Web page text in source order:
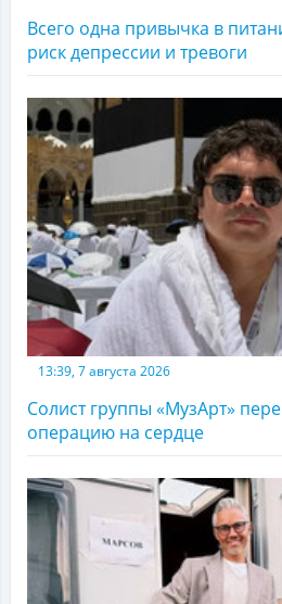
Всего одна привычка в
риск депрессии и тревоги
13:39, 7 августа 2026
Солист группы «МузАрт»
операцию на сердце